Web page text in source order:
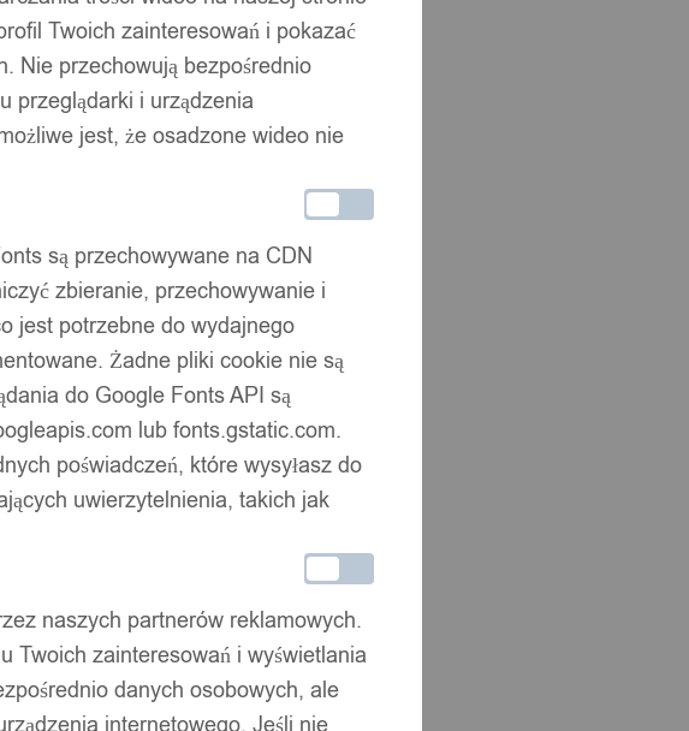
Twoich zainteresowań i pokazać
Nie przechowują bezpośrednio
przeglądarki i urządzenia
jest, że osadzone wideo nie
są przechowywane na CDN
zbieranie, przechowywanie i
jest potrzebne do wydajnego
Żadne pliki cookie nie są
do Google Fonts API są
lub fonts.gstatic.com.
poświadczeń, które wysyłasz do
uwierzytelnienia, takich jak
naszych partnerów reklamowych.
Twoich zainteresowań i wyświetlania
danych osobowych, ale
internetowego. Jeśli nie